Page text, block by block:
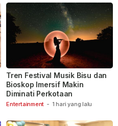
Entertainment - 1 hari yang lalu
Tren Festival Musik Bisu dan
Bioskop Imersif Makin
Diminati Perkotaan